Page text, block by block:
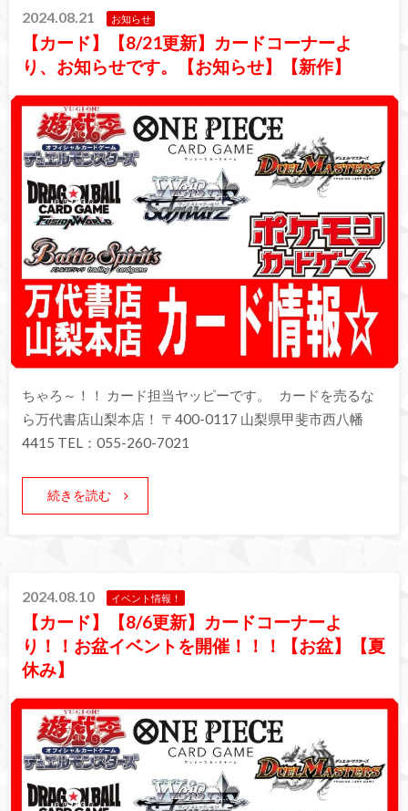
2024.08.21 お知らせ
【カード】【8/21更新】カードコーナーよ
り、お知らせです。【お知らせ】【新作】
ちゃろ～！！ カード担当ヤッピーです。 カードを売るな
ら万代書店山梨本店！ 〒400-0117 山梨県甲斐市西八幡
4415 TEL：055-260-7021
続きを読む
2024.08.10 イベント情報！
【カード】【8/6更新】カードコーナーよ
り！！お盆イベントを開催！！！【お盆】【夏
休み】